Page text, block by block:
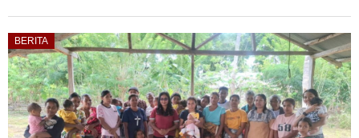
BERITA